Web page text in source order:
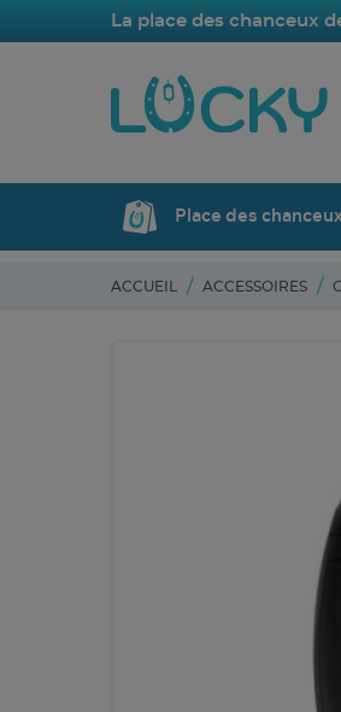
La place des chanceux
Place des
ACCUEIL ACCESSOIRES